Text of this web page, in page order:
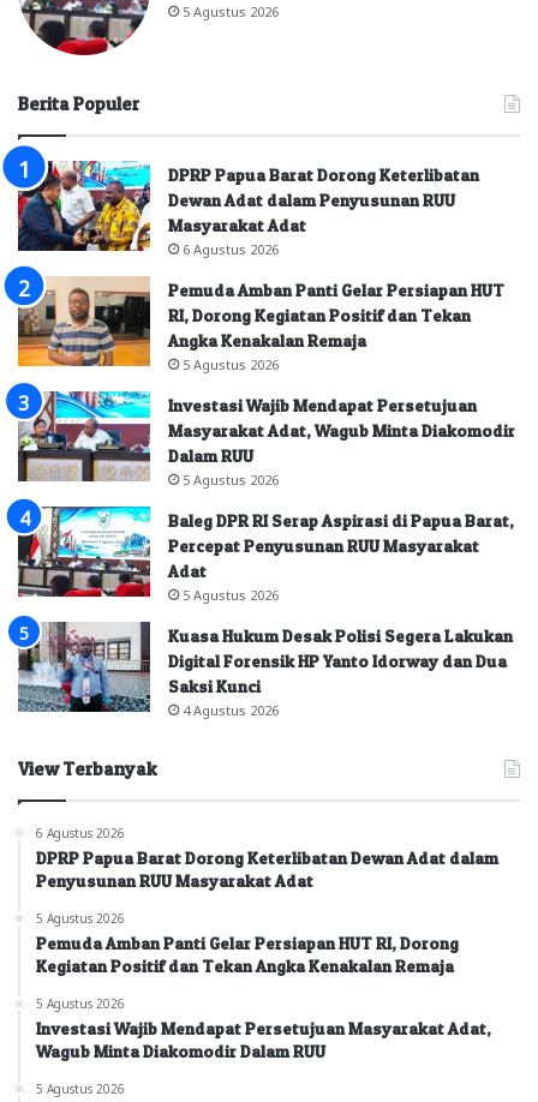
5 Agustus 2026
Berita Populer
DPRP Papua Barat Dorong Keterlibatan
Dewan Adat dalam Penyusunan RUU
Masyarakat Adat
6 Agustus 2026
Pemuda Amban Panti Gelar Persiapan HUT
RI, Dorong Kegiatan Positif dan Tekan
Angka Kenakalan Remaja
5 Agustus 2026
Investasi Wajib Mendapat Persetujuan
Masyarakat Adat, Wagub Minta Diakomodir
Dalam RUU
5 Agustus 2026
Baleg DPR RI Serap Aspirasi di Papua Barat,
Percepat Penyusunan RUU Masyarakat
Adat
5 Agustus 2026
Kuasa Hukum Desak Polisi Segera Lakukan
Digital Forensik HP Yanto Idorway dan Dua
Saksi Kunci
4 Agustus 2026
View Terbanyak
6 Agustus 2026
DPRP Papua Barat Dorong Keterlibatan Dewan Adat dalam
Penyusunan RUU Masyarakat Adat
5 Agustus 2026
Pemuda Amban Panti Gelar Persiapan HUT RI, Dorong
Kegiatan Positif dan Tekan Angka Kenakalan Remaja
5 Agustus 2026
Investasi Wajib Mendapat Persetujuan Masyarakat Adat,
Wagub Minta Diakomodir Dalam RUU
5 Agustus 2026